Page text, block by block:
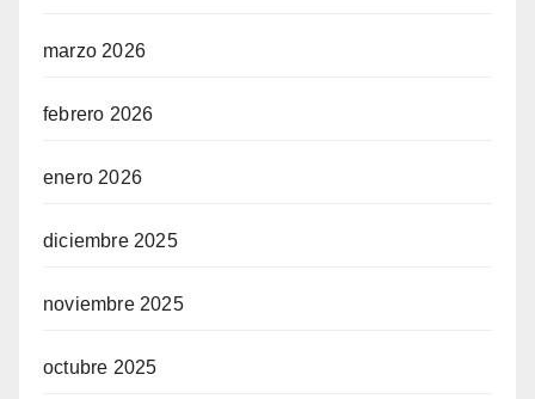
marzo 2026
febrero 2026
enero 2026
diciembre 2025
noviembre 2025
octubre 2025